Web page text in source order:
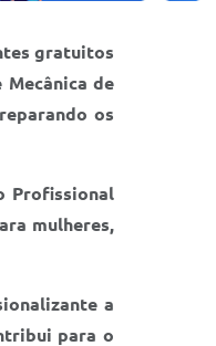
gratuitos
de
os
Profissional
mulheres,
a
para o